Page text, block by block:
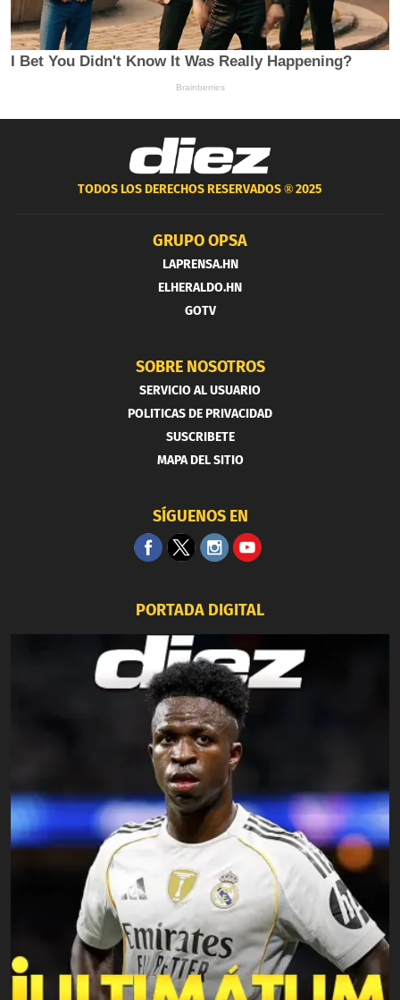
TODOS LOS DERECHOS RESERVADOS ®2025
GRUPO OPSA
LAPRENSA.HN
ELHERALDO.HN
GOTV
SOBRE NOSOTROS
SERVICIO AL USUARIO
POLITICAS DE PRIVACIDAD
SUSCRIBETE
MAPA DEL SITIO
SÍGUENOS EN
PORTADA DIGITAL